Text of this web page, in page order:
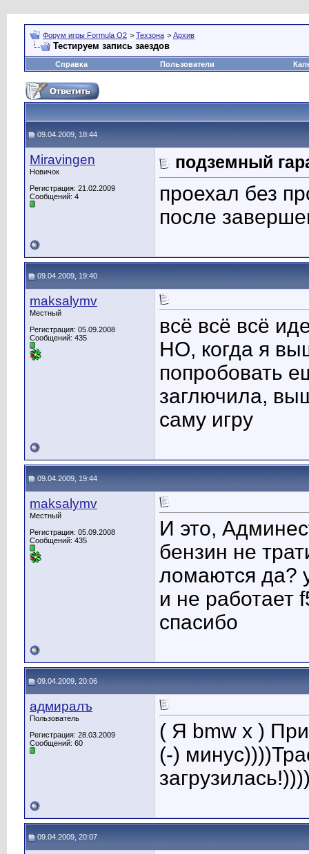
Форум игры Formula O2 > Техзона > Архив
Тестируем запись заездов
Справка Пользователи
09.04.2009, 18:44
Miravingen
Новичок
Регистрация: 21.02.2009
Сообщений: 4
подземный
проехал без
после
09.04.2009, 19:40
maksalymv
Местный
Регистрация: 05.09.2008
Сообщений: 435
всё всё всё
НО, когда я
попробовать
заглючила,
саму игру
09.04.2009, 19:44
maksalymv
Местный
Регистрация: 05.09.2008
Сообщений: 435
И это,
бензин не
ломаются да?
и не работает
спасибо
09.04.2009, 20:06
адмиралъ
Пользователь
Регистрация: 28.03.2009
Сообщений: 60
( Я bmw x )
(-)
09.04.2009, 20:07